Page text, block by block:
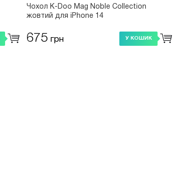
Чохол K-Doo Mag Noble Collection
жовтий для iPhone 14
675 грн У КОШИК